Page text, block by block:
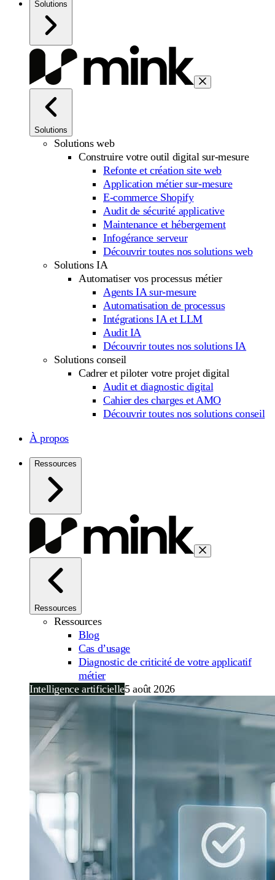
Solutions
Solutions
Solutions web
Construire votre outil digital sur-mesure
Refonte et création site web
Application métier sur-mesure
E-commerce Shopify
Audit de sécurité applicative
Maintenance et hébergement
Infogérance serveur
Découvrir toutes nos solutions web
Solutions IA
Automatiser vos processus métier
Agents IA sur-mesure
Automatisation de processus
Intégrations IA et LLM
Audit IA
Découvrir toutes nos solutions IA
Solutions conseil
Cadrer et piloter votre projet digital
Audit et diagnostic digital
Cahier des charges et AMO
Découvrir toutes nos solutions conseil
À propos
Ressources
Ressources
Ressources
Blog
Cas d’usage
Diagnostic de criticité de votre applicatif
métier
Intelligence artificielle5 août 2026